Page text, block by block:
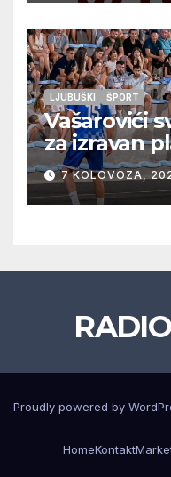
LJUBUŠKI ŠPORT
Vašarovići
za izravan
prolazak
večeras
7 KOLOVOZA,
Proudly powered by
HomeKontakt